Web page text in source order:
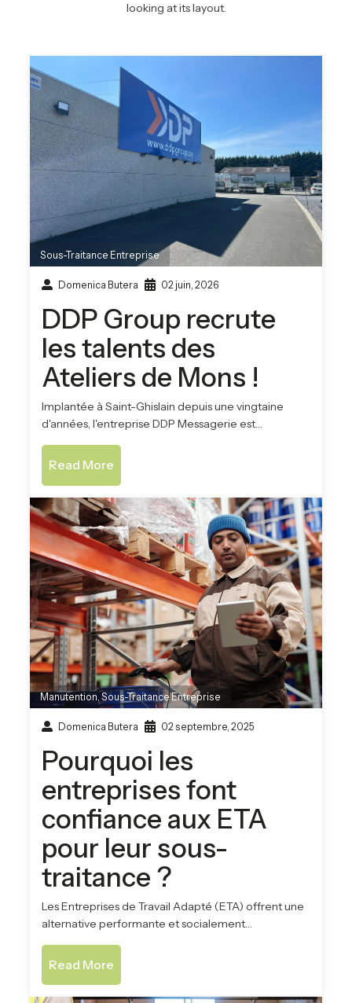
looking at its layout.
Sous-Traitance Entreprise
Domenica Butera 02 juin, 2026
DDP Group recrute
les talents des
Ateliers de Mons !
Implantée à Saint-Ghislain depuis une vingtaine
d'années, l'entreprise DDP Messagerie est…
Read More
Manutention,Sous-Traitance Entreprise
Domenica Butera 02 septembre, 2025
Pourquoi les
entreprises font
confiance aux ETA
pour leur sous-
traitance ?
Les Entreprises de Travail Adapté (ETA) offrent une
alternative performante et socialement…
Read More